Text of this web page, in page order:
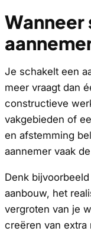
Wanneer
Je schakelt een
meer vraagt dan
constructieve
vakgebieden of
en afstemming
aannemer vaak
Denk
aanbouw, het
vergroten van je
creëren van extra